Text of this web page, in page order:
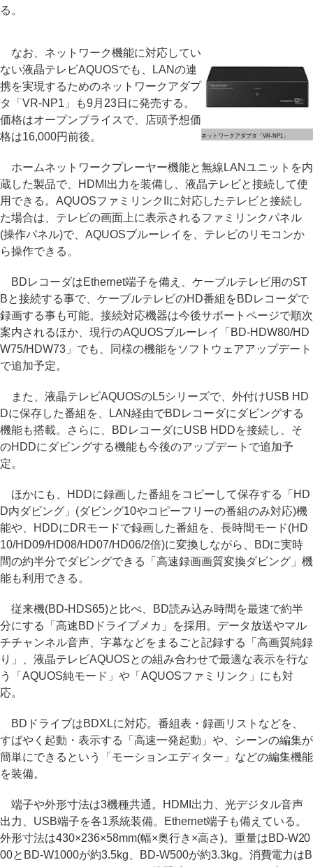
る。
ネットワークアダプタ「VR-NP1」
なお、ネットワーク機能に対応してい
ない液晶テレビAQUOSでも、LANの連
携を実現するためのネットワークアダプ
タ「VR-NP1」も9月23日に発売する。
価格はオープンプライスで、店頭予想価
格は16,000円前後。
ホームネットワークプレーヤー機能と無線LANユニットを内
蔵した製品で、HDMI出力を装備し、液晶テレビと接続して使
用できる。AQUOSファミリンクIIに対応したテレビと接続し
た場合は、テレビの画面上に表示されるファミリンクパネル
(操作パネル)で、AQUOSブルーレイを、テレビのリモコンか
ら操作できる。
BDレコーダはEthernet端子を備え、ケーブルテレビ用のST
Bと接続する事で、ケーブルテレビのHD番組をBDレコーダで
録画する事も可能。接続対応機器は今後サポートページで順次
案内されるほか、現行のAQUOSブルーレイ「BD-HDW80/HD
W75/HDW73」でも、同様の機能をソフトウェアアップデート
で追加予定。
また、液晶テレビAQUOSのL5シリーズで、外付けUSB HD
Dに保存した番組を、LAN経由でBDレコーダにダビングする
機能も搭載。さらに、BDレコーダにUSB HDDを接続し、そ
のHDDにダビングする機能も今後のアップデートで追加予
定。
ほかにも、HDDに録画した番組をコピーして保存する「HD
D内ダビング」(ダビング10やコピーフリーの番組のみ対応)機
能や、HDDにDRモードで録画した番組を、長時間モード(HD
10/HD09/HD08/HD07/HD06/2倍)に変換しながら、BDに実時
間の約半分でダビングできる「高速録画画質変換ダビング」機
能も利用できる。
従来機(BD-HDS65)と比べ、BD読み込み時間を最速で約半
分にする「高速BDドライブメカ」を採用。データ放送やマル
チチャンネル音声、字幕などをまるごと記録する「高画質純録
り」、液晶テレビAQUOSとの組み合わせで最適な表示を行な
う「AQUOS純モード」や「AQUOSファミリンク」にも対
応。
BDドライブはBDXLに対応。番組表・録画リストなどを、
すばやく起動・表示する「高速一発起動」や、シーンの編集が
簡単にできるという「モーションエディター」などの編集機能
を装備。
端子や外形寸法は3機種共通。HDMI出力、光デジタル音声
出力、USB端子を各1系統装備。Ethernet端子も備えている。
外形寸法は430×236×58mm(幅×奥行き×高さ)。重量はBD-W20
00とBD-W1000が約3.5kg、BD-W500が約3.3kg。消費電力はB